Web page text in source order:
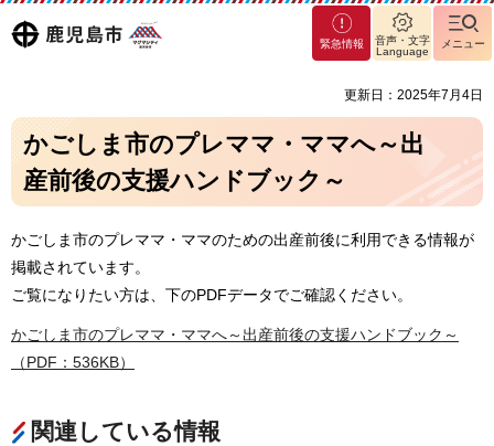
鹿児島
マグ
マシ
島市
緊急情報
音声・文字
Language
メニュー
更新日：2025年7月4日
かごしま市のプレママ・ママへ～出
産前後の支援ハンドブック～
かごしま市のプレママ・ママのための出産前後に利用できる情報が
掲載されています。
ご覧になりたい方は、下のPDFデータでご確認ください。
かごしま市のプレママ・ママへ～出産前後の支援ハンドブック～
（PDF：536KB）
関連している情報